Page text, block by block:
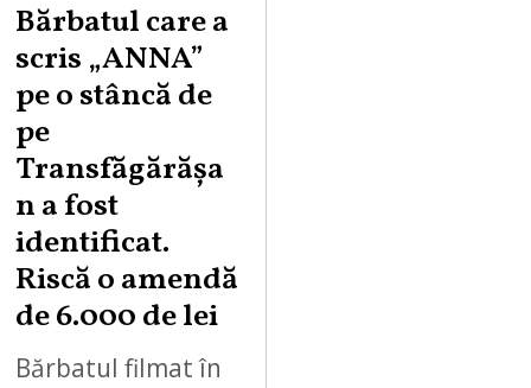
Bărbatul care a
scris „ANNA”
pe o stâncă de
pe
Transfăgărășa
n a fost
identificat.
Riscă o amendă
de 6.000 de lei
Bărbatul filmat în